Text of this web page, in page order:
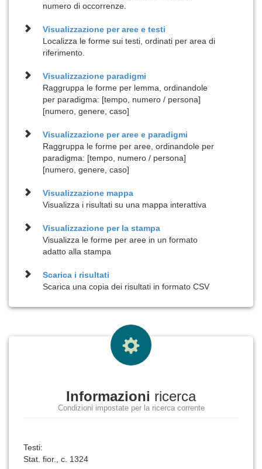
numero di occorrenze.
Visualizzazione peraree e testi
Localizza le forme sui testi, ordinati per area di
riferimento.
Visualizzazione paradigmi
Raggruppa le forme per lemma, ordinandole
per paradigma: [tempo, numero / persona]
[numero, genere, caso]
Visualizzazione peraree e paradigmi
Raggruppa le forme per aree, ordinandole per
paradigma: [tempo, numero / persona]
[numero, genere, caso]
Visualizzazione mappa
Visualizza i risultati su una mappa interattiva
Visualizzazione per lastampa
Visualizza le forme per aree in un formato
adatto alla stampa
Scarica i risultati
Scarica una copia dei risultati in formato CSV
Informazioni ricerca
Condizioni impostate per la ricerca corrente
Testi:
Stat. fior., c. 1324